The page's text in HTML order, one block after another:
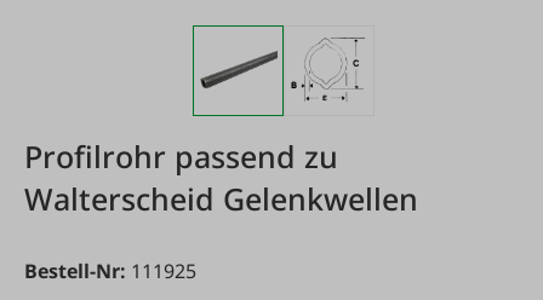
Profilrohr passend zu
Walterscheid Gelenkwellen
Bestell-Nr: 111925